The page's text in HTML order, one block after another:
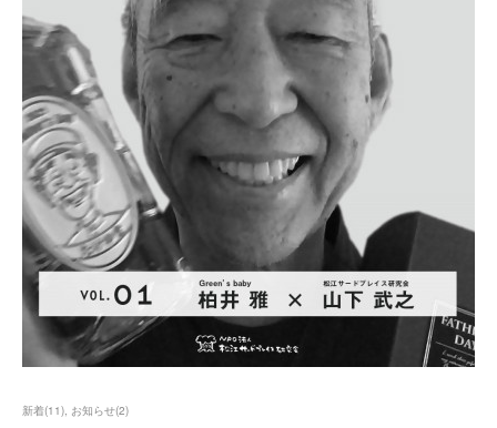
新着(11) お知らせ(2)